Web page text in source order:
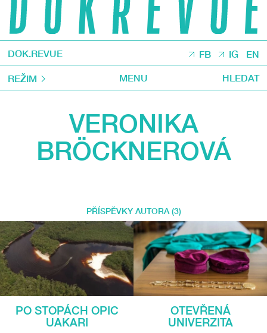
DOK.REVUE FB IG EN
REŽIM MENU HLEDAT
VERONIKA
BRÖCKNEROVÁ
PŘÍSPĚVKY AUTORA (3)
PO STOPÁCH OPIC
UAKARI
OTEVŘENÁ
UNIVERZITA